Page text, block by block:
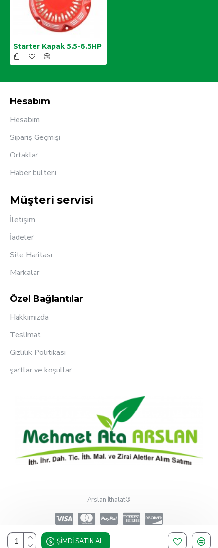
ŞIMDI SATIN AL
Starter Kapak 5.5-6.5HP
Hesabım
Hesabım
Sipariş Geçmişi
Ortaklar
Haber bülteni
Müşteri servisi
İletişim
İadeler
Site Haritası
Markalar
Özel Bağlantılar
Hakkımızda
Teslimat
Gizlilik Politikası
şartlar ve koşullar
Arslan İthalat®